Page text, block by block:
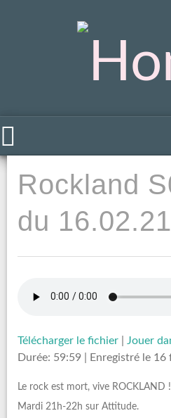
Rockland
du 16.02.21
Télécharger le fichier Jouer
Durée: 59:59
Enregistré le 16
Le rock est mort, vive ROCKLAND !
Mardi 21h-22h sur Attitude.